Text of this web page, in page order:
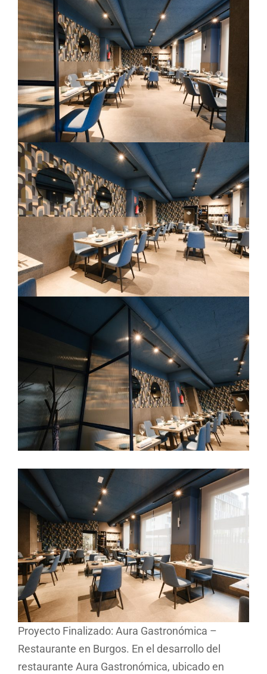
Proyecto Finalizado: Aura Gastronómica –
Restaurante en Burgos. En el desarrollo del
restaurante Aura Gastronómica, ubicado en